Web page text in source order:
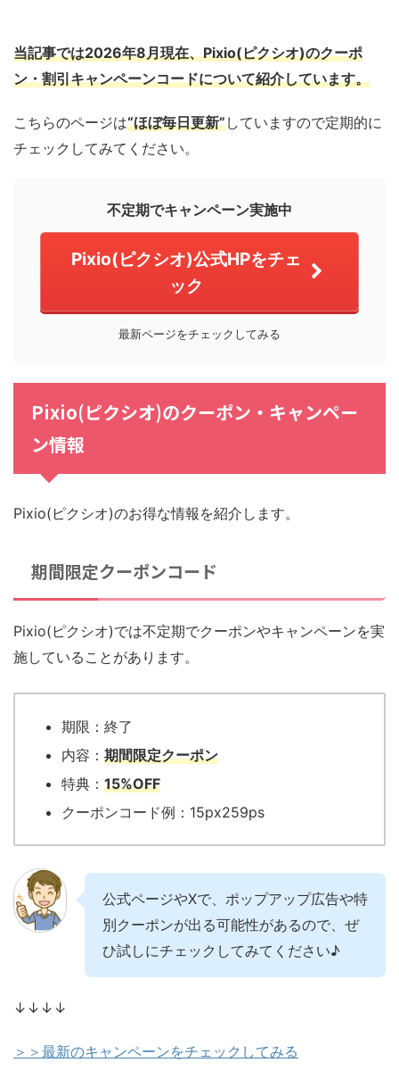
当記事では2026年8月現在、Pixio(ピクシオ)のクーポ
ン・割引キャンペーンコードについて紹介しています。
こちらのページは“ほぼ毎日更新”していますので定期的に
チェックしてみてください。
不定期でキャンペーン実施中
Pixio(ピクシオ)公式HPをチェ
ック
最新ページをチェックしてみる
Pixio(ピクシオ)のクーポン・キャンペー
ン情報
Pixio(ピクシオ)のお得な情報を紹介します。
期間限定クーポンコード
Pixio(ピクシオ)では不定期でクーポンやキャンペーンを実
施していることがあります。
期限：終了
内容： 期間限定クーポン
特典： 15%OFF
クーポンコード例：15px259ps
公式ページやXで、ポップアップ広告や特
別クーポンが出る可能性があるので、ぜ
ひ試しにチェックしてみてください♪
↓↓↓↓
＞＞最新のキャンペーンをチェックしてみる